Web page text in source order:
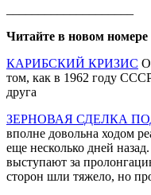
Читайте в новом
КАРИБСКИЙ КРИЗИС
том, как в 1962 году
друга
ЗЕРНОВАЯ СДЕЛКА
вполне довольна ходом
еще несколько дней
выступают за
сторон шли тяжело, но